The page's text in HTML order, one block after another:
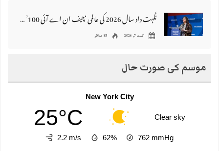
نگہت داد سال 2026 کی عالمی ‘چیف ان اے آئی 100’ فہرست میں شامل
اگست 7, 2026 83 مناظر
موسم کی صورت حال
New York City
25°C Clear sky
2.2 m/s 62% 762 mmHg